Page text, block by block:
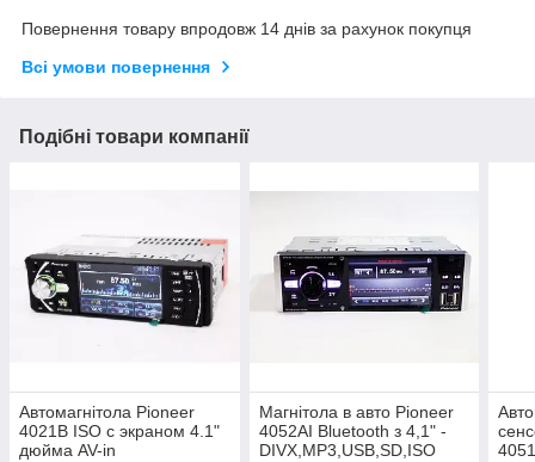
Повернення товару впродовж 14 днів за рахунок покупця
Всі умови повернення
Подібні товари компанії
Автомагнітола Pioneer
4021B ISO с экраном 4.1"
дюйма AV-in
Магнітола в авто Pioneer
4052AI Bluetooth з 4,1" -
DIVX,MP3,USB,SD,ISO